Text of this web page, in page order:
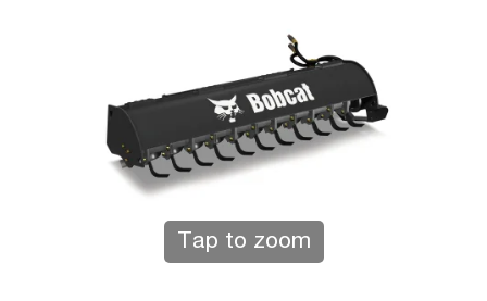
Tap to zoom